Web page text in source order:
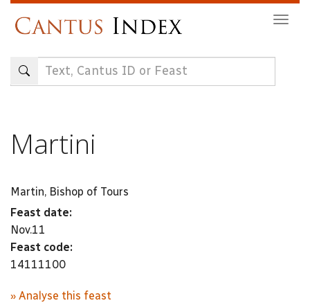
content
Martini
Martin, Bishop of Tours
Feast date:
Nov.11
Feast code:
14111100
» Analyse this feast